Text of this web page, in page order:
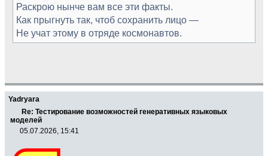
Раскрою нынче вам все эти факты.
Как прыгнуть так, чтоб сохранить лицо —
Не учат этому в отряде космонавтов.
Yadryara
Re: Тестирование возможностей генеративных языковых
моделей
05.07.2026, 15:41